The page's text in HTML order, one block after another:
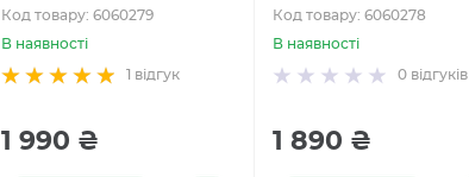
Код товару: 6060279
В наявності
відгук
1 990 ₴
Код товару: 6060278
В наявності
0 відгуків
1 890 ₴